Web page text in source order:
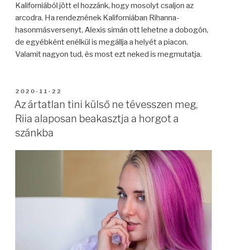
Kaliforniából jött el hozzánk, hogy mosolyt csaljon az
arcodra. Ha rendeznének Kaliforniában Rihanna-
hasonmásversenyt, Alexis simán ott lehetne a dobogón,
de egyébként enélkül is megállja a helyét a piacon.
Valamit nagyon tud, és most ezt neked is megmutatja.
BEKÜLDVE:
2020-11-22
Az ártatlan tini külső ne tévesszen meg,
Riia alaposan beakasztja a horgot a
szánkba